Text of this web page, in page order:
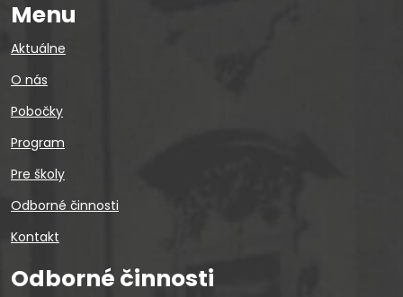
Menu
Aktuálne
O nás
Pobočky
Program
Pre školy
Odborné činnosti
Kontakt
Odborné činnosti